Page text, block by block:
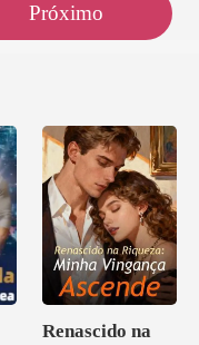
Próximo
Renascido na